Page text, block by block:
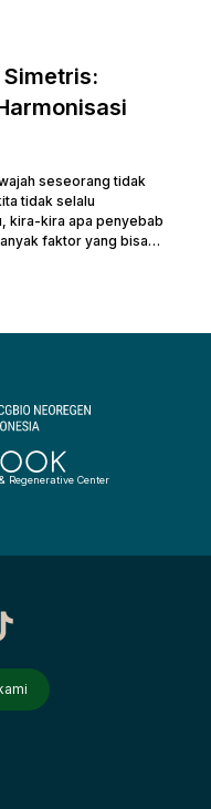
seseorang tidak
tidak selalu
kira-kira apa penyebab
faktor yang bisa
genetika, gaya hidup,
Regenerative Center